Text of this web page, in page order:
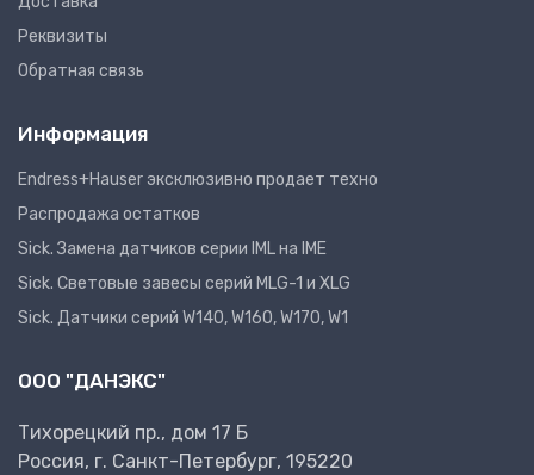
Реквизиты
Обратная связь
Информация
Endress+Hauser эксклюзивно продает техно
Распродажа остатков
Sick. Замена датчиков серии IML на IME
Sick. Световые завесы серий MLG-1 и XLG
Sick. Датчики серий W140, W160, W170, W1
ООО "ДАНЭКС"
Тихорецкий пр., дом 17 Б
Россия, г. Санкт-Петербург, 195220